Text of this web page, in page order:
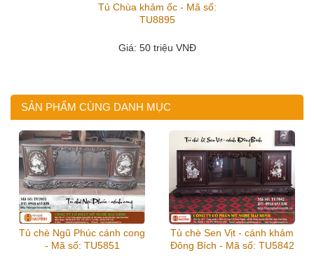
Tủ Chùa khảm ốc - Mã số:
TU8895
Giá: 50 triệu VNĐ
SẢN PHẨM CÙNG DANH MỤC
Tủ chè Ngũ Phúc cánh cong
- Mã số: TU5851
Tủ chè Sen Vịt - cánh khảm
Đông Bích - Mã số: TU5842